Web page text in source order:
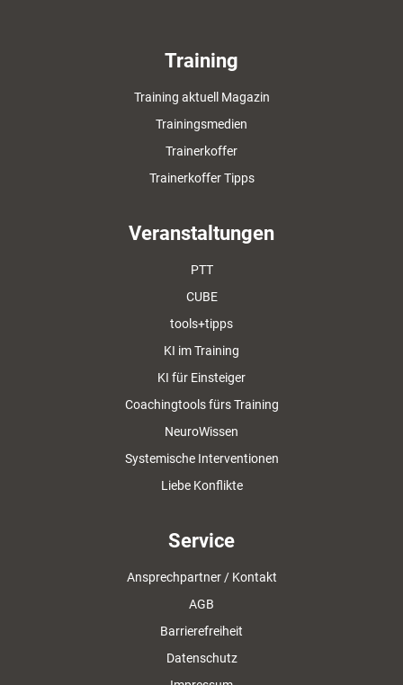
Training
Training aktuell Magazin
Trainingsmedien
Trainerkoffer
Trainerkoffer Tipps
Veranstaltungen
PTT
CUBE
tools+tipps
KI im Training
KI für Einsteiger
Coachingtools fürs Training
NeuroWissen
Systemische Interventionen
Liebe Konflikte
Service
Ansprechpartner / Kontakt
AGB
Barrierefreiheit
Datenschutz